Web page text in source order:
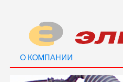
О КОМПАНИИ